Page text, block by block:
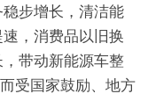
步增长，清洁能
，消费品以旧换
带动新能源车整
受国家鼓励、地方